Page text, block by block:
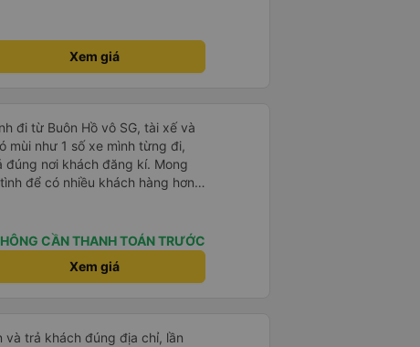
quy định rõ ràng về việc giữ im
vào ban đêm để tránh làm
xe trong tương lai!
Xem giá
đi từ Buôn Hồ vô SG, tài xế và
mùi như 1 số xe mình từng đi,
nơi khách đăng kí. Mong
để có nhiều khách hàng hơn
CẦN THANH TOÁN TRƯỚC
Xem giá
và trả khách đúng địa chỉ, lần